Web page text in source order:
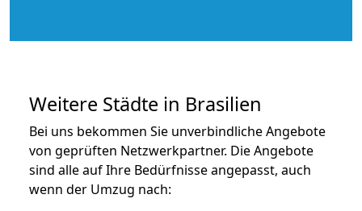
Weitere Städte in Brasilien
Bei uns bekommen Sie unverbindliche Angebote
von geprüften Netzwerkpartner. Die Angebote
sind alle auf Ihre Bedürfnisse angepasst, auch
wenn der Umzug nach: